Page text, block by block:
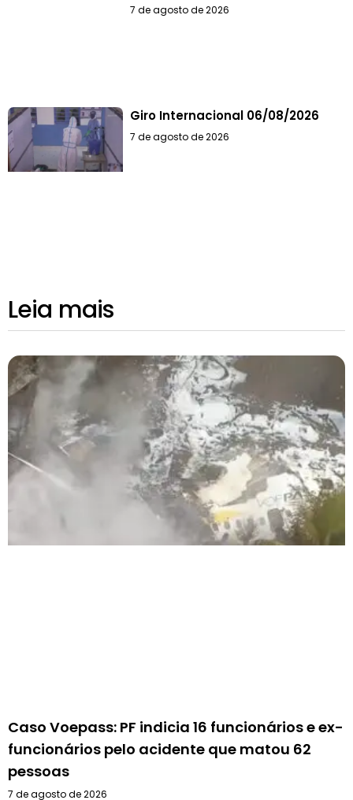
7 de agosto de 2026
Giro Internacional 06/08/2026
7 de agosto de 2026
Leia mais
Caso Voepass: PF indicia 16 funcionários e ex-
funcionários pelo acidente que matou 62
pessoas
7 de agosto de 2026